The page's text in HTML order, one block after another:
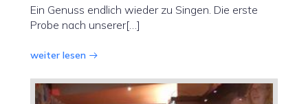
Ein Genuss endlich wieder zu Singen. Die erste
Probe nach unserer[…]
weiter lesen